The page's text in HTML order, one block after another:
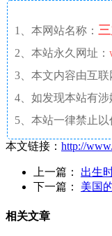
1、本网站名称：
2、本站永久网址：
3、本文内容由互
4、如发现本站有涉
5、本站一律禁止
本文链接： http://
上一篇： 出生
下一篇： 美国
相关文章